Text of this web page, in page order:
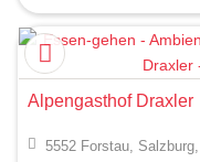
Alpengasthof Draxler
5552 Forstau,